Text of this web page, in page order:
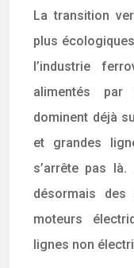
La transition
plus
l’industrie
alimentés
dominent déjà
et grandes
s’arrête pas
désormais des
moteurs
lignes non